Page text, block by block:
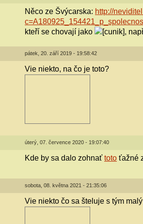
Něco ze Švýcarska: http://
kteří se chovají jako
,
pátek, 20. září 2019 - 19:58:42
Vie niekto, na čo je toto?
úterý, 07. července 2020 - 19:07:40
Kde by sa dalo zohnaťtoto ťažné
sobota, 08. května 2021 - 21:35:06
Vie niekto čo sa šteluje s tým